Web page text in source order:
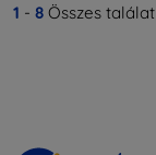
1 - 8 Összes találat